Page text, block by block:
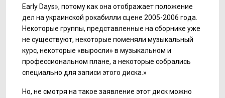
Early Days», потому как она отображает положение
дел на украинской рокабилли сцене 2005-2006 года.
Некоторые группы, представленные на сборнике уже
не существуют, некоторые поменяли музыкальный
курс, некоторые «выросли» в музыкальном и
профессиональном плане, а некоторые собрались
специально для записи этого диска.»
Но, не смотря на такое заявление этот диск можно